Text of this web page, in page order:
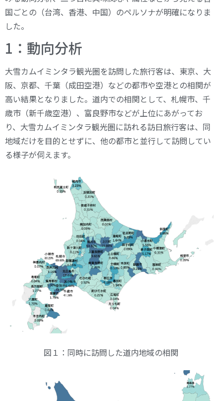
国ごとの（台湾、香港、中国）のペルソナが明確になりま
した。
1：動向分析
大雪カムイミンタラ観光圏を訪問した旅行客は、東京、大
阪、京都、千葉（成田空港）などの都市や空港との相関が
高い結果となりました。道内での相関として、札幌市、千
歳市（新千歳空港）、富良野市などが上位にあがってお
り、大雪カムイミンタラ観光圏に訪れる訪日旅行客は、同
地域だけを目的とせずに、他の都市と並行して訪問してい
る様子が伺えます。
図１：同時に訪問した道内地域の相関